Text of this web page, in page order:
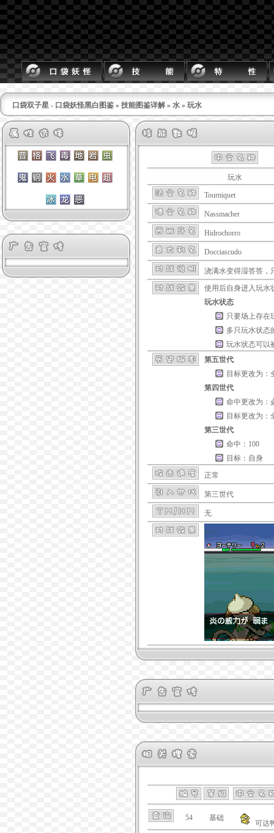
口袋双子星 - 口袋妖怪黑白图鉴 » 技能图鉴详解 » 水 » 玩水
玩水
Tourniquet
Nassmacher
Hidrochorro
Docciascudo
浇满水变得湿答答，
使用后自身进入玩水
玩水状态
只要场上存在
多只玩水状态
玩水状态可以
第五世代
目标更改为：
第四世代
命中更改为：
目标更改为：
第三世代
命中：100
目标：自身
正常
第三世代
无
54 基础
可达